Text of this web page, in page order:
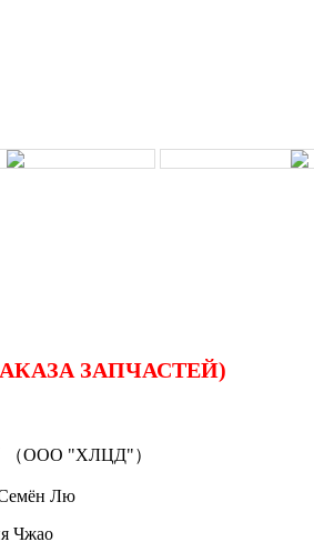
ЗАПЧАСТЕЙ)
（ООО "ХЛЦД"）
Семён Лю
Чжао